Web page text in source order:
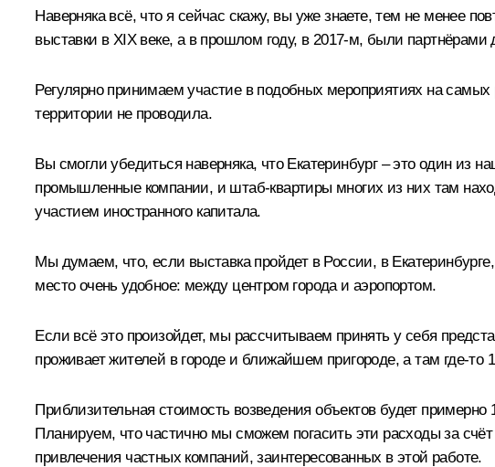
Наверняка всё, что я сейчас скажу, вы уже знаете, тем не менее
выставки в XIX веке, а в прошлом году, в 2017-м, были
Регулярно принимаем участие в подобных мероприятиях на
территории не проводила.
Вы смогли убедиться наверняка, что Екатеринбург – это один
промышленные компании, и штаб-квартиры многих из них там
участием иностранного капитала.
Мы думаем, что, если выставка пройдет в России, в
место очень удобное: между центром города и аэропортом.
Если всё это произойдет, мы рассчитываем принять у себя
проживает жителей в городе и ближайшем пригороде, а там где-
Приблизительная стоимость возведения объектов будет
Планируем, что частично мы сможем погасить эти расходы за
привлечения частных компаний, заинтересованных в этой работе.